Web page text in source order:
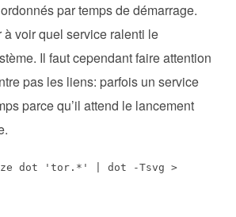
par temps de démarrage.
voir quel service ralenti le
Il faut cependant faire attention
pas les liens: parfois un service
parce qu’il attend le lancement
dot 'tor.*' | dot -Tsvg >